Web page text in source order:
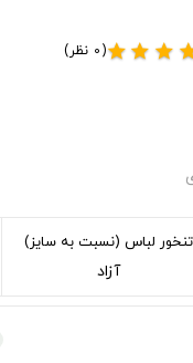
star
star
star(0 نظر)
تنخور لباس (نسبت به سایز)
آزاد